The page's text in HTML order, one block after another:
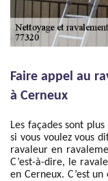
Faire appel au
à Cerneux
Les façades sont
si vous voulez vous
ravaleur en
C’est-à-dire, le
en Cerneux. C’est